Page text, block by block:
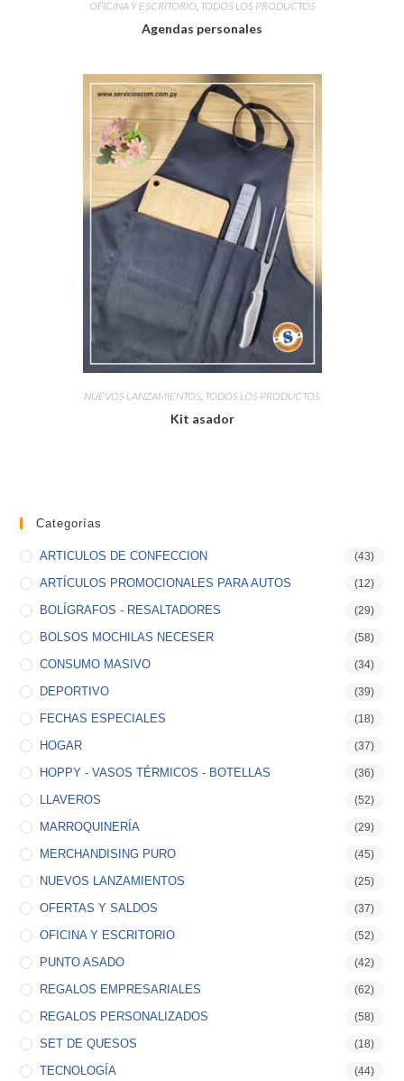
OFICINA Y ESCRITORIO, TODOS LOS PRODUCTOS
Agendas personales
NUEVOS LANZAMIENTOS TODOS LOS PRODUCTOS
Kit asador
Categorías
ARTICULOS DE CONFECCION (43)
ARTÍCULOS PROMOCIONALES PARA AUTOS (12)
BOLÍGRAFOS - RESALTADORES (29)
BOLSOS MOCHILAS NECESER (58)
CONSUMO MASIVO (34)
DEPORTIVO (39)
FECHAS ESPECIALES (18)
HOGAR (37)
HOPPY - VASOS TÉRMICOS - BOTELLAS (36)
LLAVEROS (52)
MARROQUINERÍA (29)
MERCHANDISING PURO (45)
NUEVOS LANZAMIENTOS (25)
OFERTAS Y SALDOS (37)
OFICINA Y ESCRITORIO (52)
PUNTO ASADO (42)
REGALOS EMPRESARIALES (62)
REGALOS PERSONALIZADOS (58)
SET DE QUESOS (18)
TECNOLOGÍA (44)